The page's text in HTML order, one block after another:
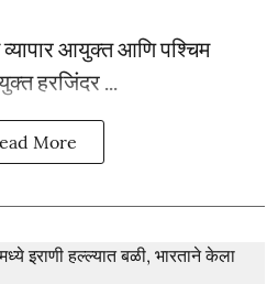
आयुक्त आणि पश्चिम
हरजिंदर ...
More